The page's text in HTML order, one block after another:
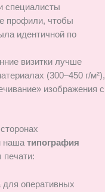
специалисты
профили, чтобы
идентичной по
визитки лучше
(300–450 г/м²),
изображения с
нашатипография
печати:
для оперативных